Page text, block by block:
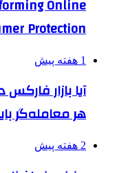
Online
Protection
1 هفته پیش
آیا بازار
هر معامله‌گر
2 هفته پیش